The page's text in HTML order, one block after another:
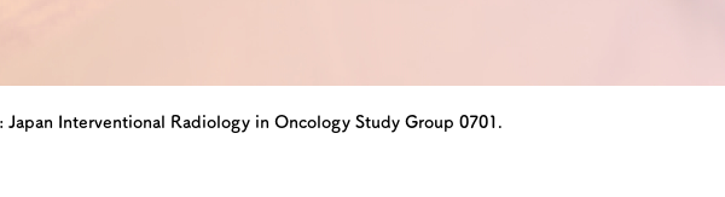
Interventional Radiology in Oncology Study Group 0701.